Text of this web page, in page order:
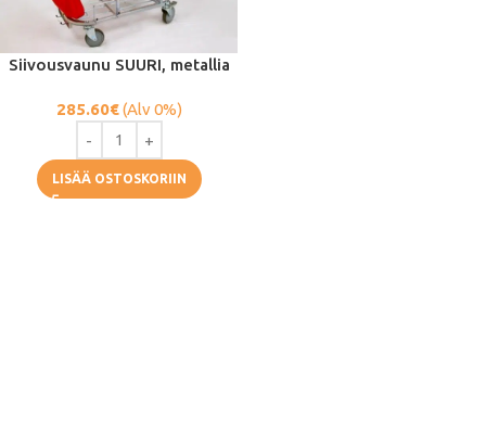
Siivousvaunu SUURI, metallia
285.60€(Alv 0%)
LISÄÄ OSTOSKORIIN